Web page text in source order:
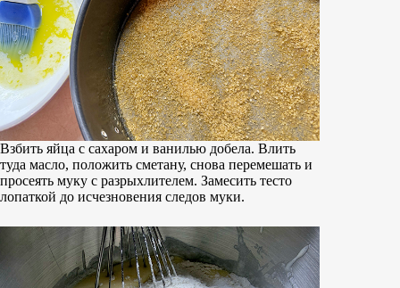
Взбить яйца с сахаром и ванилью добела. Влить
туда масло, положить сметану, снова перемешать и
просеять муку с разрыхлителем. Замесить тесто
лопаткой до исчезновения следов муки.